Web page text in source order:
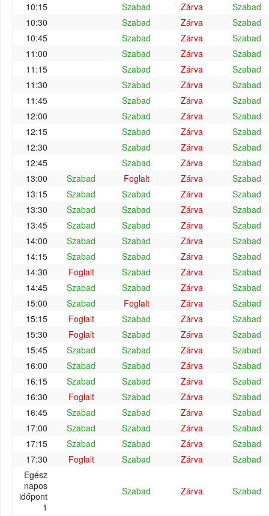
10:15
Szabad Zárva
Szabad
10:30
Szabad Zárva
Szabad
10:45
Szabad Zárva
Szabad
11:00
Szabad Zárva
Szabad
11:15
Szabad Zárva
Szabad
11:30
Szabad Zárva
Szabad
11:45
Szabad Zárva
Szabad
12:00
Szabad Zárva
Szabad
12:15
Szabad Zárva
Szabad
12:30
Szabad Zárva
Szabad
12:45
Szabad Zárva
Szabad
13:00
Szabad Foglalt Zárva
Szabad
13:15
Szabad Szabad Zárva
Szabad
13:30
Szabad Szabad Zárva
Szabad
13:45
Szabad Szabad Zárva
Szabad
14:00
Szabad Szabad Zárva
Szabad
14:15
Szabad Szabad Zárva
Szabad
14:30
Foglalt Szabad Zárva
Szabad
14:45
Szabad Szabad Zárva
Szabad
15:00
Szabad Foglalt Zárva
Szabad
15:15
Foglalt Szabad Zárva
Szabad
15:30
Foglalt Szabad Zárva
Szabad
15:45
Szabad Szabad Zárva
Szabad
16:00
Szabad Szabad Zárva
Szabad
16:15
Szabad Szabad Zárva
Szabad
16:30
Foglalt Szabad Zárva
Szabad
16:45
Szabad Szabad Zárva
Szabad
17:00
Szabad Szabad Zárva
Szabad
17:15
Szabad Szabad Zárva
Szabad
17:30
Foglalt Szabad Zárva
Szabad
Egész
napos
időpont
1
Szabad Zárva Szabad